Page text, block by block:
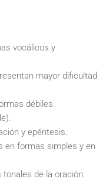
vocálicos y
mayor dificultad
débiles.
y epéntesis.
en formas simples y en
de la oración.